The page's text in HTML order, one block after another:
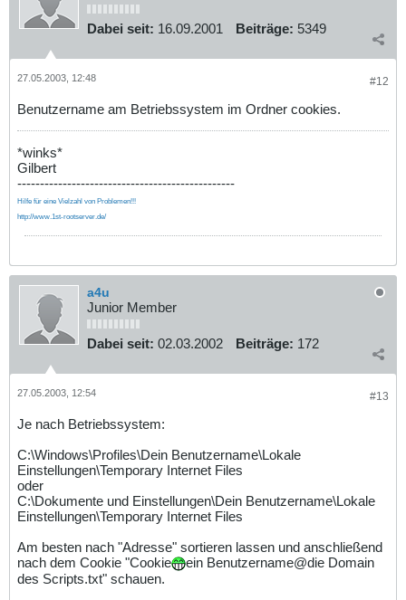
Dabei seit: 16.09.2001 Beiträge: 5349
#12
27.05.2003, 12:48
Benutzername am Betriebssystem im Ordner cookies.
*winks*
Gilbert
------------------------------------------------
Hilfe für eine Vielzahl von Problemen!!!
http://www.1st-rootserver.de/
a4u
Junior Member
Dabei seit: 02.03.2002 Beiträge: 172
#13
27.05.2003, 12:54
Je nach Betriebssystem:
C:\Windows\Profiles\Dein Benutzername\Lokale
Einstellungen\Temporary Internet Files
oder
C:\Dokumente und Einstellungen\Dein Benutzername\Lokale
Einstellungen\Temporary Internet Files
Am besten nach "Adresse" sortieren lassen und anschließend
nach dem Cookie "Cookie
ein Benutzername@die Domain
des Scripts.txt" schauen.